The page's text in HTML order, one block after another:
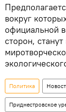
вокруг
официальной
сторон,
Политика
Приднестровское